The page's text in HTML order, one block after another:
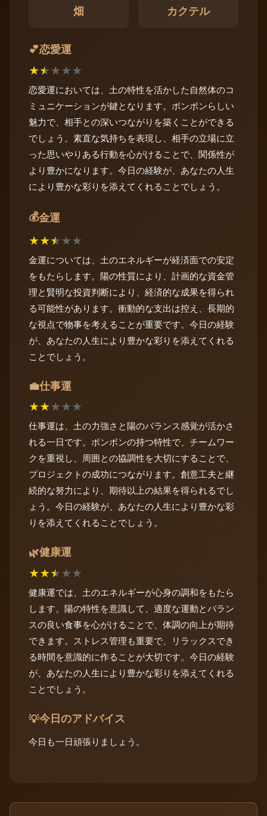
畑 カクテル
💕恋愛運
★★★★★
恋愛運においては、土の特性を活かした自然体のコ
ミュニケーションが鍵となります。ボンボンらしい
魅力で、相手との深いつながりを築くことができる
でしょう。素直な気持ちを表現し、相手の立場に立
った思いやりある行動を心がけることで、関係性が
より豊かになります。今日の経験が、あなたの人生
により豊かな彩りを添えてくれることでしょう。
💰金運
★★★★★
金運については、土のエネルギーが経済面での安定
をもたらします。陽の性質により、計画的な資金管
理と賢明な投資判断により、経済的な成果を得られ
る可能性があります。衝動的な支出は控え、長期的
な視点で物事を考えることが重要です。今日の経験
が、あなたの人生により豊かな彩りを添えてくれる
ことでしょう。
💼仕事運
★★★★★
仕事運は、土の力強さと陽のバランス感覚が活かさ
れる一日です。ボンボンの持つ特性で、チームワー
クを重視し、周囲との協調性を大切にすることで、
プロジェクトの成功につながります。創意工夫と継
続的な努力により、期待以上の結果を得られるでし
ょう。今日の経験が、あなたの人生により豊かな彩
りを添えてくれることでしょう。
🌿健康運
★★★★★
健康運では、土のエネルギーが心身の調和をもたら
します。陽の特性を意識して、適度な運動とバラン
スの良い食事を心がけることで、体調の向上が期待
できます。ストレス管理も重要で、リラックスでき
る時間を意識的に作ることが大切です。今日の経験
が、あなたの人生により豊かな彩りを添えてくれる
ことでしょう。
💡今日のアドバイス
今日も一日頑張りましょう。